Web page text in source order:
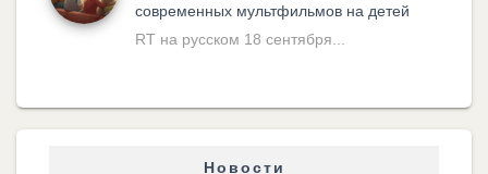
современных мультфильмов на детей
RT на русском 18 сентября...
Новости